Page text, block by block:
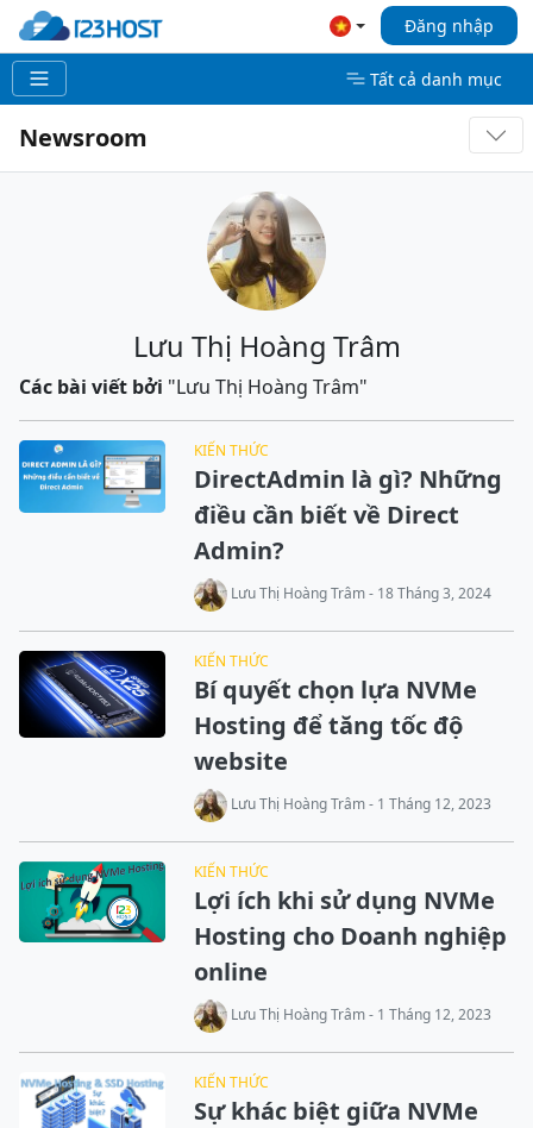
Đăng nhập
Tất cả danh mục
Newsroom
Lưu Thị Hoàng Trâm
Các bài viết bởi "Lưu Thị Hoàng Trâm"
KIẾN THỨC
DirectAdmin là gì? Những
điều cần biết về Direct
Admin?
Lưu Thị Hoàng Trâm - 18 Tháng 3, 2024
KIẾN THỨC
Bí quyết chọn lựa NVMe
Hosting để tăng tốc độ
website
Lưu Thị Hoàng Trâm - 1 Tháng 12, 2023
KIẾN THỨC
Lợi ích khi sử dụng NVMe
Hosting cho Doanh nghiệp
online
Lưu Thị Hoàng Trâm - 1 Tháng 12, 2023
KIẾN THỨC
Sự khác biệt giữa NVMe